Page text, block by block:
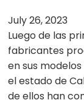
July 26, 2023
Luego de las
fabricantes
en sus
el estado de
de ellos han